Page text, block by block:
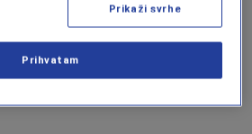
to dno društva. Nažalost to
empatije, razumijevanja
ne vidimo takvim očima",
Prikaži svrhe
Prihvatam